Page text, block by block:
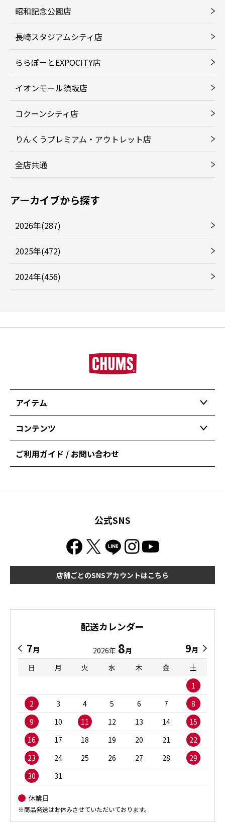
昭和記念公園店
長崎スタジアムシティ店
ららぽーとEXPOCITY店
イオンモール須坂店
コクーンシティ店
りんくうプレミアム・アウトレット店
全店共通
アーカイブから探す
2026年(287)
2025年(472)
2024年(456)
アイテム
コンテンツ
ご利用ガイド / お問い合わせ
公式SNS
店舗ごとのSNSアカウントはこちら
配送カレンダー
7月 2026年 8月 9月
日
月 火 水 木 金
土
1
2
3 4 5 6 7
8
9
10 11 12 13 14
15
16
17 18 19 20 21
22
23
24 25 26 27 28
29
30
31
休業日
※商品発送はお休みさせていただいております。